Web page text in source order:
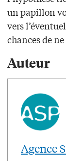
un papillon
vers
chances de
Auteur
Agence